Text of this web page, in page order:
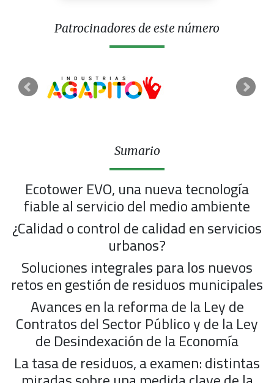
Patrocinadores de este número
Sumario
Ecotower EVO, una nueva tecnología
fiable al servicio del medio ambiente
¿Calidad o control de calidad en servicios
urbanos?
Soluciones integrales para los nuevos
retos en gestión de residuos municipales
Avances en la reforma de la Ley de
Contratos del Sector Público y de la Ley
de Desindexación de la Economía
La tasa de residuos, a examen: distintas